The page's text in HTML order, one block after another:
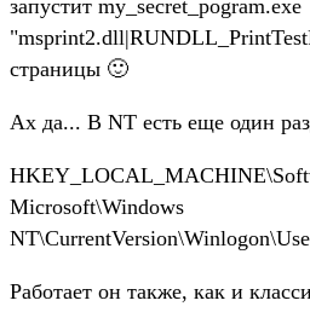
запустит my_secret_pogram.exe
страницы 🙂
Ах да... В NT есть еще один
Microsoft\Windows
Работает он также, как и